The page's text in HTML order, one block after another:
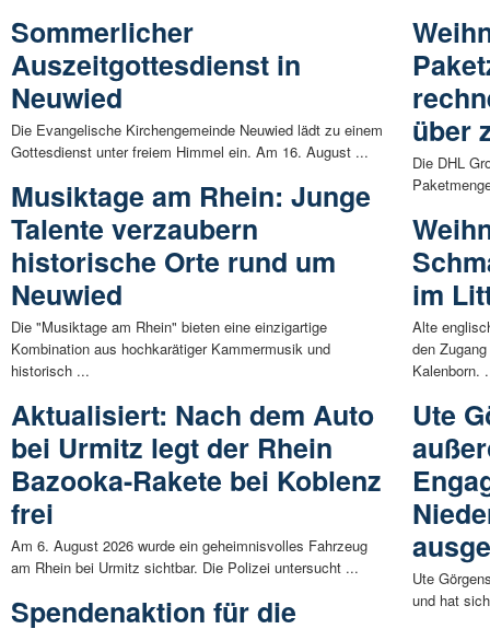
Sommerlicher
Auszeitgottesdienst in
Neuwied
Die Evangelische Kirchengemeinde Neuwied lädt zu einem
Gottesdienst unter freiem Himmel ein. Am 16. August ...
Musiktage am Rhein: Junge
Talente verzaubern
historische Orte rund um
Neuwied
Die "Musiktage am Rhein" bieten eine einzigartige
Kombination aus hochkarätiger Kammermusik und
historisch ...
Aktualisiert: Nach dem Auto
bei Urmitz legt der Rhein
Bazooka-Rakete bei Koblenz
frei
Am 6. August 2026 wurde ein geheimnisvolles Fahrzeug
am Rhein bei Urmitz sichtbar. Die Polizei untersucht ...
Spendenaktion für die
über
Die DHL
im
Alte
den
Kalenborn.
Ute
Ute
und hat